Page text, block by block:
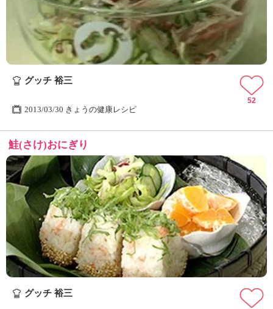
グッチ 裕三
2013/03/30 きょうの健康レシピ
52
鮭(さけ)おにぎり
グッチ 裕三